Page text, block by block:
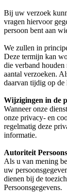
Bij uw verzoek
vragen hiervoor
persoon bent aan
We zullen in
Deze termijn kan
die verband
aantal verzoeken.
daarvan tijdig op de
Wijzigingen in de
Wanneer onze
onze privacy- en
regelmatig deze
informatie.
Autoriteit
Als u van mening
uw
dienen bij de
Persoonsgegevens.